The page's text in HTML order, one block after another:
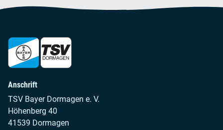
Anschrift
TSV Bayer Dormagen e. V.
Höhenberg 40
41539 Dormagen